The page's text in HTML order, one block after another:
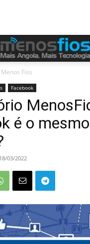
Fios
Facebook
é o
18/03/2022